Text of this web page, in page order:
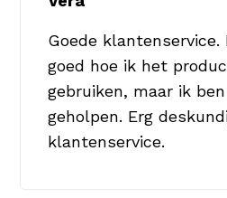
Goede
goed hoe ik het
gebruiken, maar ik
geholpen. Erg
klantenservice.